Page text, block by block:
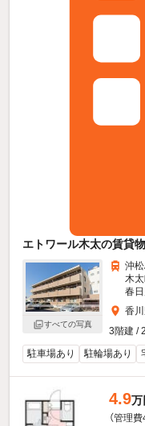
エトワール木太の賃貸
すべての写真
沖
木
春
香
3階建 /
駐車場あり
駐輪場あり
4.9万
（管理